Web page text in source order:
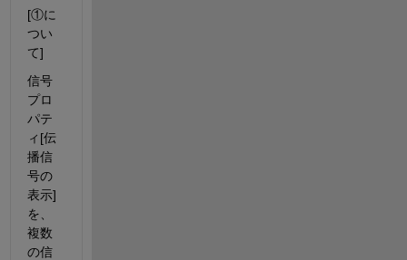
[①に
つい
て]
信号
プロ
パテ
ィ[伝
播信
号の
表示]
を、
複数
の信